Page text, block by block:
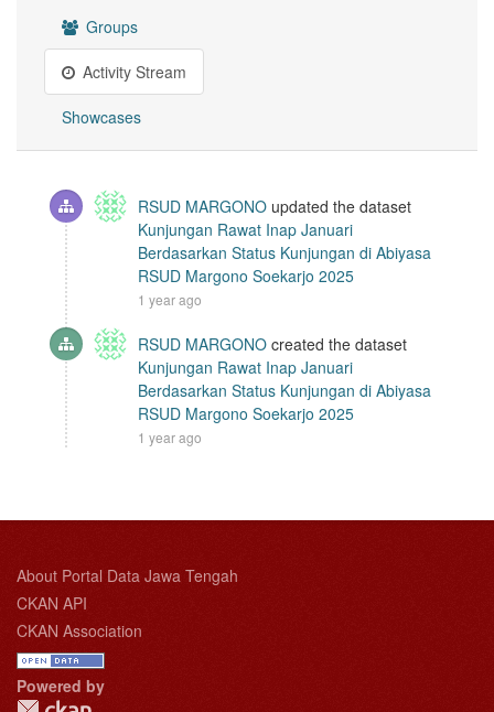
Groups
Activity Stream
Showcases
RSUD MARGONO updated the dataset
Kunjungan Rawat Inap Januari
Berdasarkan Status Kunjungan di Abiyasa
RSUD Margono Soekarjo 2025
1 year ago
RSUD MARGONO created the dataset
Kunjungan Rawat Inap Januari
Berdasarkan Status Kunjungan di Abiyasa
RSUD Margono Soekarjo 2025
1 year ago
About Portal Data Jawa Tengah
CKAN API
CKAN Association
Powered by